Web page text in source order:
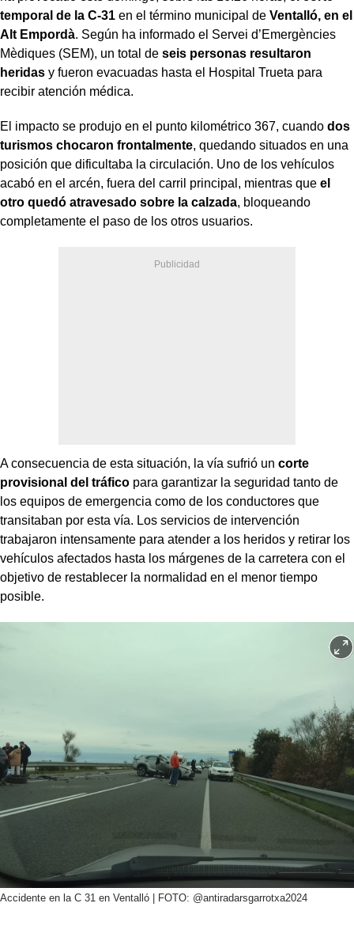
temporal de la C-31 en el término municipal de Ventalló, en el
Alt Empordà. Según ha informado el Servei d’Emergències
Mèdiques (SEM), un total de seis personas resultaron
heridas y fueron evacuadas hasta el Hospital Trueta para
recibir atención médica.
El impacto se produjo en el punto kilométrico 367, cuando dos
turismos chocaron frontalmente, quedando situados en una
posición que dificultaba la circulación. Uno de los vehículos
acabó en el arcén, fuera del carril principal, mientras que el
otro quedó atravesado sobre la calzada, bloqueando
completamente el paso de los otros usuarios.
A consecuencia de esta situación, la vía sufrió un corte
provisional del tráfico para garantizar la seguridad tanto de
los equipos de emergencia como de los conductores que
transitaban por esta vía. Los servicios de intervención
trabajaron intensamente para atender a los heridos y retirar los
vehículos afectados hasta los márgenes de la carretera con el
objetivo de restablecer la normalidad en el menor tiempo
posible.
Accidente en la C 31 en Ventalló | FOTO: @antiradarsgarrotxa2024